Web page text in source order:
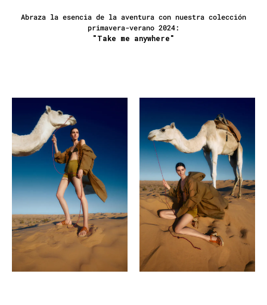
Abraza la esencia de la aventura con nuestra colección
primavera-verano 2024:
"Take me anywhere"